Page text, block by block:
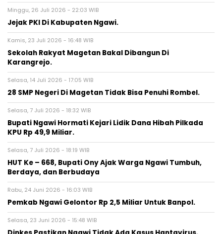
Minggu, 26 Juli 2026 - 22:03 WIB
Jejak PKI Di Kabupaten Ngawi.
Kamis, 23 Juli 2026 - 16:48 WIB
Sekolah Rakyat Magetan Bakal Dibangun Di
Karangrejo.
Selasa, 14 Juli 2026 - 17:05 WIB
28 SMP Negeri Di Magetan Tidak Bisa Penuhi Rombel.
Selasa, 7 Juli 2026 - 18:32 WIB
Bupati Ngawi Hormati Kejari Lidik Dana Hibah Pilkada
KPU Rp 49,9 Miliar.
Selasa, 7 Juli 2026 - 18:19 WIB
HUT Ke – 668, Bupati Ony Ajak Warga Ngawi Tumbuh,
Berdaya, dan Berbudaya
Rabu, 24 Juni 2026 - 16:03 WIB
Pemkab Ngawi Gelontor Rp 2,5 Miliar Untuk Banpol.
Selasa, 23 Juni 2026 - 15:48 WIB